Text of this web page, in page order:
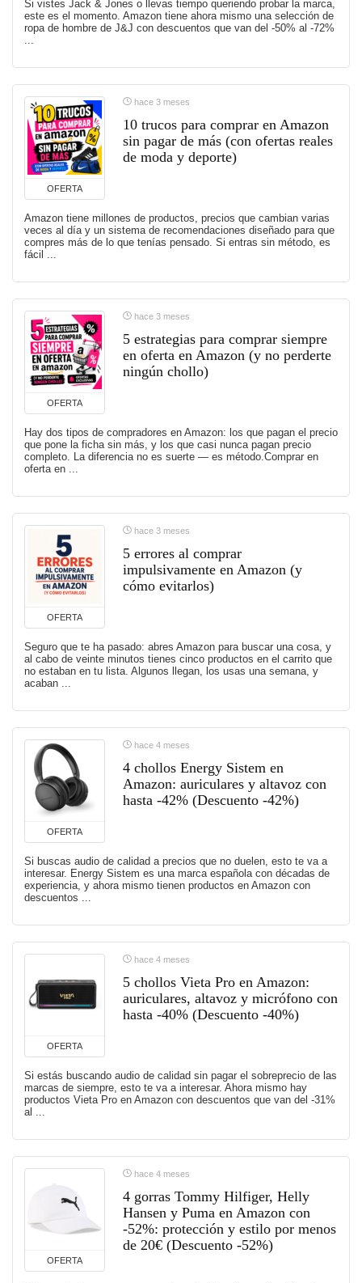
Si vistes Jack & Jones o llevas tiempo queriendo probar la marca,
este es el momento. Amazon tiene ahora mismo una selección de
ropa de hombre de J&J con descuentos que van del -50% al -72%
...
OFERTA
hace 3 meses
10 trucos para comprar en Amazon
sin pagar de más (con ofertas reales
de moda y deporte)
Amazon tiene millones de productos, precios que cambian varias
veces al día y un sistema de recomendaciones diseñado para que
compres más de lo que tenías pensado. Si entras sin método, es
fácil ...
OFERTA
hace 3 meses
5 estrategias para comprar siempre
en oferta en Amazon (y no perderte
ningún chollo)
Hay dos tipos de compradores en Amazon: los que pagan el precio
que pone la ficha sin más, y los que casi nunca pagan precio
completo. La diferencia no es suerte — es método.Comprar en
oferta en ...
OFERTA
hace 3 meses
5 errores al comprar
impulsivamente en Amazon (y
cómo evitarlos)
Seguro que te ha pasado: abres Amazon para buscar una cosa, y
al cabo de veinte minutos tienes cinco productos en el carrito que
no estaban en tu lista. Algunos llegan, los usas una semana, y
acaban ...
OFERTA
hace 4 meses
4 chollos Energy Sistem en
Amazon: auriculares y altavoz con
hasta -42% (Descuento -42%)
Si buscas audio de calidad a precios que no duelen, esto te va a
interesar. Energy Sistem es una marca española con décadas de
experiencia, y ahora mismo tienen productos en Amazon con
descuentos ...
OFERTA
hace 4 meses
5 chollos Vieta Pro en Amazon:
auriculares, altavoz y micrófono con
hasta -40% (Descuento -40%)
Si estás buscando audio de calidad sin pagar el sobreprecio de las
marcas de siempre, esto te va a interesar. Ahora mismo hay
productos Vieta Pro en Amazon con descuentos que van del -31%
al ...
OFERTA
hace 4 meses
4 gorras Tommy Hilfiger, Helly
Hansen y Puma en Amazon con
-52%: protección y estilo por menos
de 20€ (Descuento -52%)